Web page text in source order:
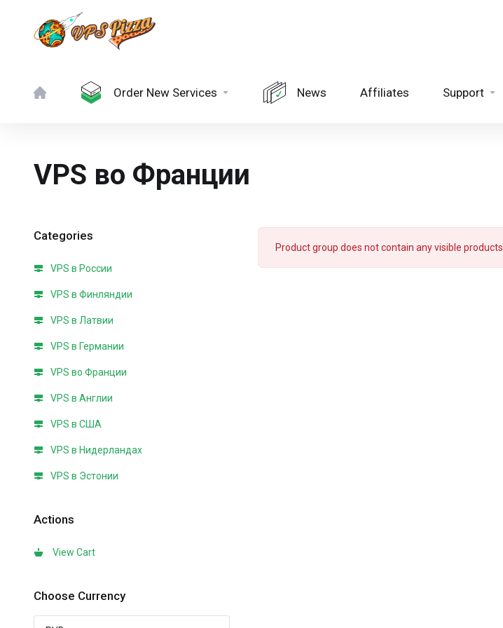
Order New Services News Affiliates Support
VPS во Франции
Categories
VPS в России
VPS в Финляндии
VPS в Латвии
VPS в Германии
VPS во Франции
VPS в Англии
VPS в США
VPS в Нидерландах
VPS в Эстонии
Actions
View Cart
Choose Currency
Product group does not contain any visible products